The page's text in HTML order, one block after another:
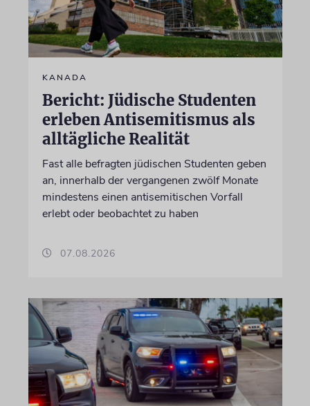
KANADA
Bericht: Jüdische Studenten
erleben Antisemitismus als
alltägliche Realität
Fast alle befragten jüdischen Studenten geben
an, innerhalb der vergangenen zwölf Monate
mindestens einen antisemitischen Vorfall
erlebt oder beobachtet zu haben
07.08.2026